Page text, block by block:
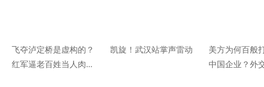
飞夺泸定桥是虚构的？
红军逼老百姓当人肉盾
凯旋！武汉站掌声雷动
美方为何百般
中国企业？外